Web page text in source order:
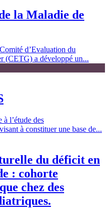
la Maladie de
d’Evaluation du
(CETG) a développé un...
l’étude des
à constituer une base de...
du déficit en
: cohorte
chez des